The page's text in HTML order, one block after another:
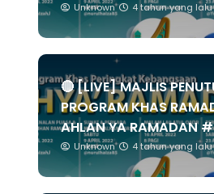
Unknown 4 tahun yang lalu
🔴 [LIVE] MAJLIS
PROGRAM KHAS
AHLAN YA RAMADAN
Unknown 4 tahun yang lalu